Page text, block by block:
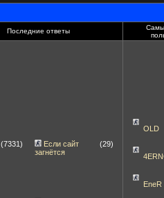
Последние ответы
(7331)
Если сайт
загнётся
(29)
OLD
EneR